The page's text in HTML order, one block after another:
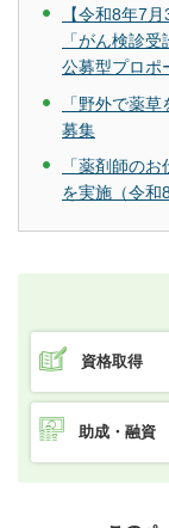
【令和8年7
「がん検診
公募型プロポ
「野外で薬
募集
「薬剤師の
を実施（令和
資格取得
助成・融資